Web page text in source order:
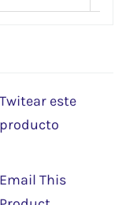
Twitear este
producto
Email This